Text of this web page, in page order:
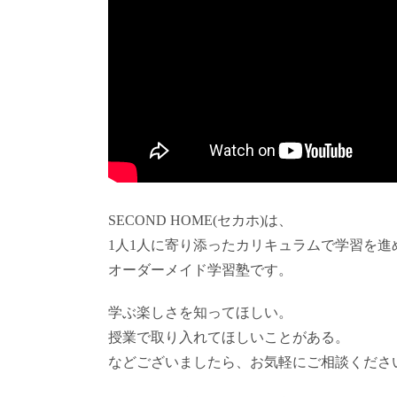
SECOND HOME(セカホ)は、
1人1人に寄り添ったカリキュラムで学習を進
オーダーメイド学習塾です。
学ぶ楽しさを知ってほしい。
授業で取り入れてほしいことがある。
などございましたら、お気軽にご相談くださ